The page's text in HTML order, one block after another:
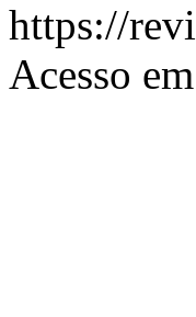
https://
Acesso